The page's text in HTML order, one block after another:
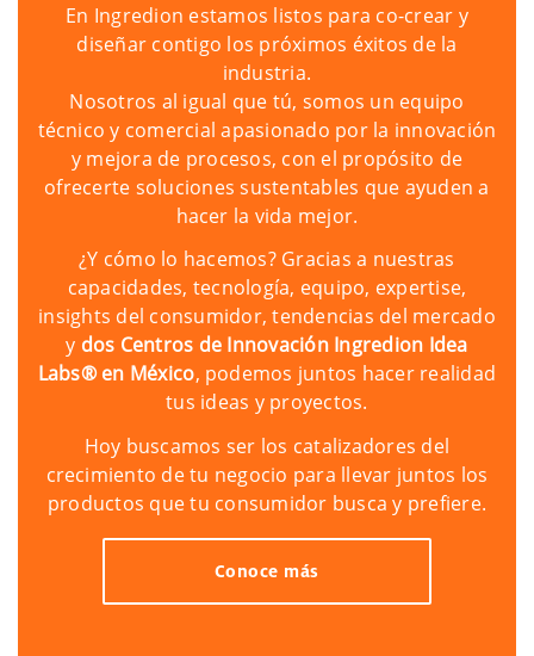
En Ingredion estamos listos para co-crear y
diseñar contigo los próximos éxitos de la
industria.
Nosotros al igual que tú, somos un equipo
técnico y comercial apasionado por la innovación
y mejora de procesos, con el propósito de
ofrecerte soluciones sustentables que ayuden a
hacer la vida mejor.
¿Y cómo lo hacemos? Gracias a nuestras
capacidades, tecnología, equipo, expertise,
insights del consumidor, tendencias del mercado
y dos Centros de Innovación Ingredion Idea
Labs® en México, podemos juntos hacer realidad
tus ideas y proyectos.
Hoy buscamos ser los catalizadores del
crecimiento de tu negocio para llevar juntos los
productos que tu consumidor busca y prefiere.
Conoce más